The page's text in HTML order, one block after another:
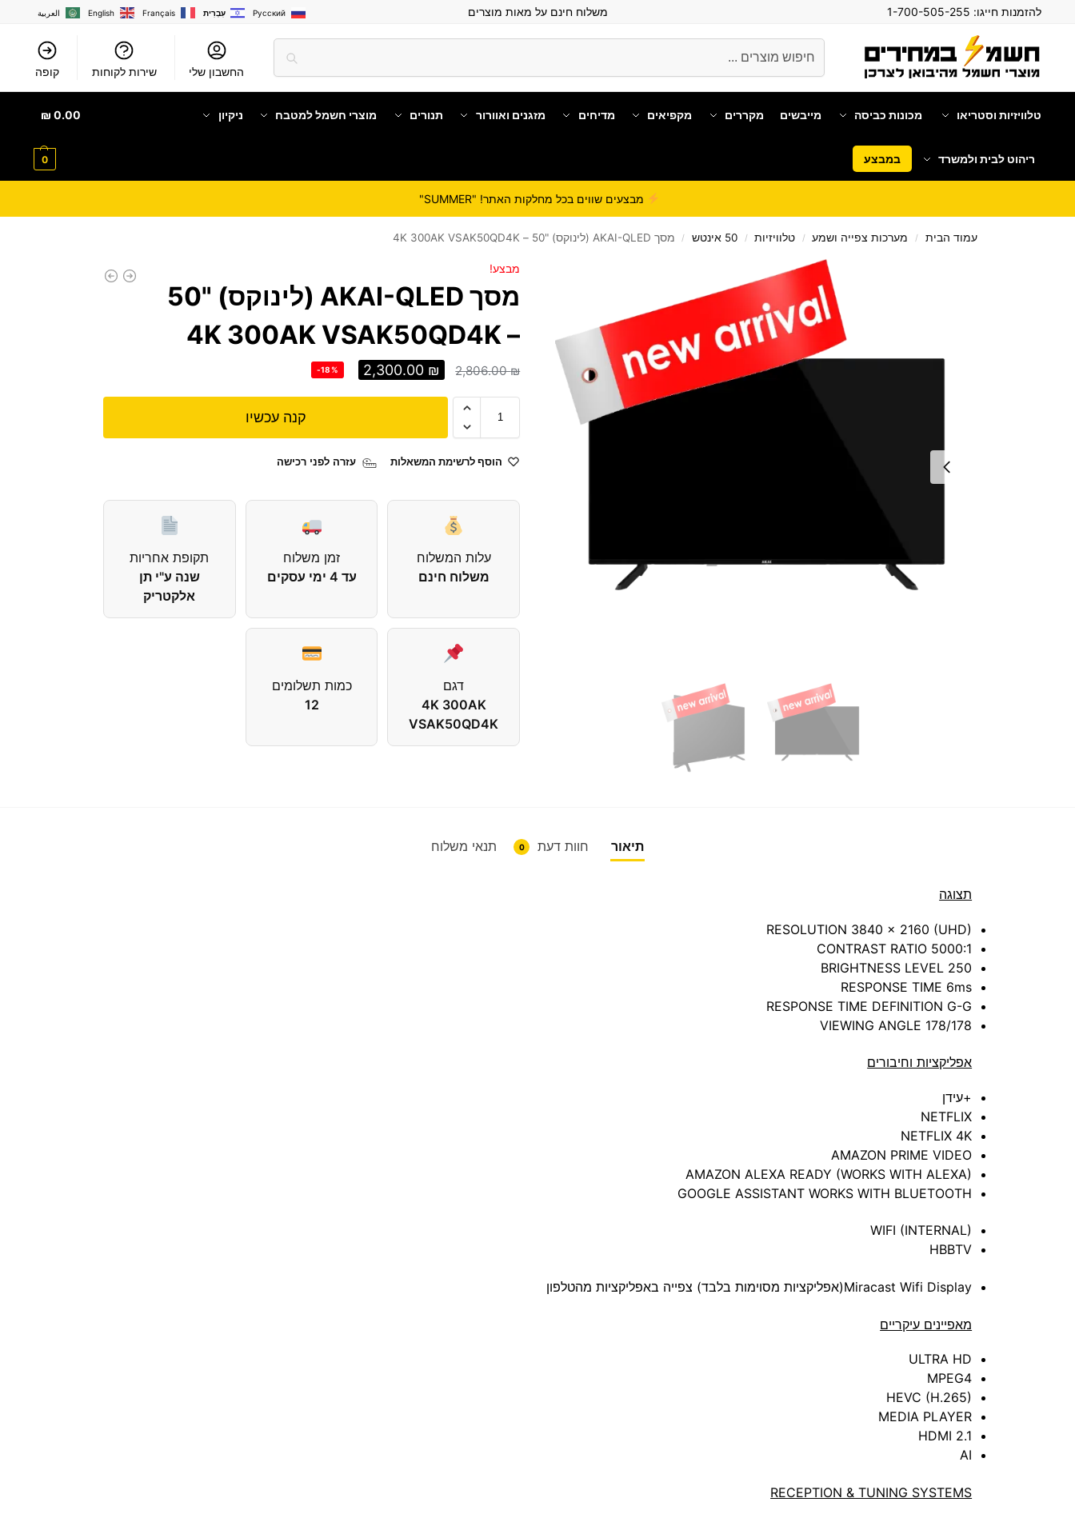
להזמנות חייגו: משלוח חינם על מאות מוצרים العربية English Français עִבְרִית Русский
החשבון שלי שירות לקוחות קופה
טלוויזיות וסטריאו מכונות כביסה מייבשים מקררים מקפיאים מדיחים מזגנים ואוורור תנורים מוצרי חשמל למטבח ניקיון
ריהוט לבית ולמשרד במבצע
0.00
₪
0
מבצעים שווים בכל מחלקות האתר! "SUMMER"
עמוד הבית / מערכות צפייה ושמע / טלוויזיות / 50 אינטש / מסך AKAI-QLED (לינוקס) "50 – 4K 300AK VSAK50QD4K
מבצע!
מסך AKAI-QLED (לינוקס) "50
– 4K 300AK VSAK50QD4K
2,806.00₪
2,300.00 ₪
-18%
קנה עכשיו
הוסף לרשימת המשאלות עזרה לפני רכישה
עלות המשלוח
משלוח חינם
זמן משלוח
עד 4 ימי עסקים
תקופת אחריות
שנה ע"י תן
אלקטריק
דגם
4K 300AK
VSAK50QD4K
כמות תשלומים
12
תיאור חוות דעת 0 תנאי משלוח
תצוגה
RESOLUTION 3840 x 2160 (UHD)
CONTRAST RATIO 5000:1
BRIGHTNESS LEVEL 250
RESPONSE TIME 6ms
RESPONSE TIME DEFINITION G-G
VIEWING ANGLE 178/178
אפליקציות וחיבורים
+עידן
NETFLIX
NETFLIX 4K
AMAZON PRIME VIDEO
AMAZON ALEXA READY (WORKS WITH ALEXA)
GOOGLE ASSISTANT WORKS WITH BLUETOOTH
WIFI (INTERNAL)
HBBTV
Miracast Wifi Display(אפליקציות מסוימות בלבד) צפייה באפליקציות מהטלפון
מאפיינים עיקריים
ULTRA HD
MPEG4
HEVC (H.265)
MEDIA PLAYER
HDMI 2.1
AI
RECEPTION & TUNING SYSTEMS